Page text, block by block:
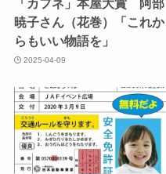
「カフネ」本屋大賞 阿部
暁子さん（花巻）「これか
らもいい物語を」
2025-04-09